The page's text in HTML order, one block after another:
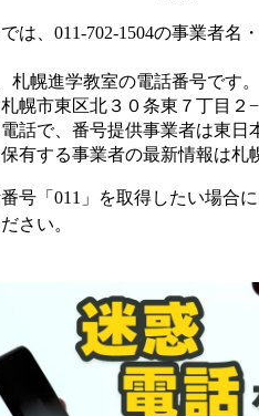
は、 011-702-1504の事業者名
札幌進学教室の電話番号です。
幌市東区北３０条東７丁目２−
話で、番号提供事業者は東日
有する事業者の最新情報は札
号「 011 」を取得したい場合に
さい。